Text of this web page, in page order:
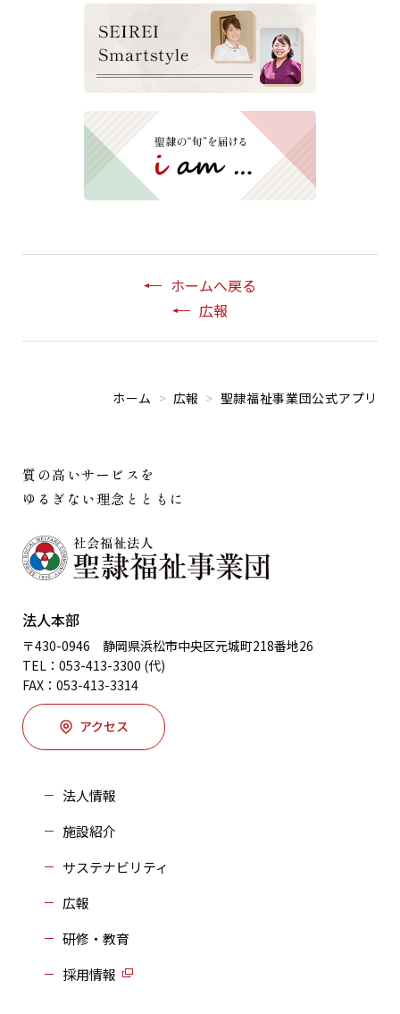
広報
ホームへ戻る
ホーム > 広報 > 聖隷福祉事業団公式アプリ
質の高いサービスを
ゆるぎない理念とともに
法人本部
〒430-0946 静岡県浜松市中央区元城町218番地26
TEL：053-413-3300 (代)
FAX：053-413-3314
アクセス
法人情報
施設紹介
サステナビリティ
広報
研修・教育
採用情報